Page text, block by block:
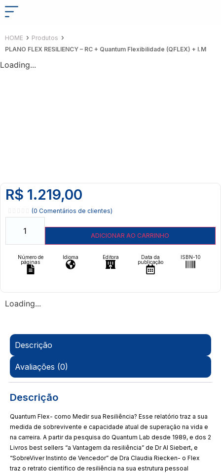
HOME
Produtos
PLANO FLEX RESILIENCY – RC + Quantum Flexibilidade (QFLEX) + I.M
Loading...
R$ 1.219,00
(0 Comentários de clientes)
ADICIONAR AO CARRINHO
Número de
páginas
Idioma Editora
Data da
publicação
ISBN-10
Loading...
Descrição
Avaliações (0)
Descrição
Quantum Flex- como Medir sua Resiliência? Esse relatório traz a sua
medida de sobrevivente e capacidade atual de superação na vida e
na carreira. A partir da pesquisa do Quantum Lab desde 1989, e dos 2
Livros best sellers “a Vantagem da resiliência” de Dr Al Siebert, e
“SobreViver Instinto de Vencedor” de Dra Claudia Riecken- o Flex
traz o retrato científico de resiliência na sua estrutura pessoal